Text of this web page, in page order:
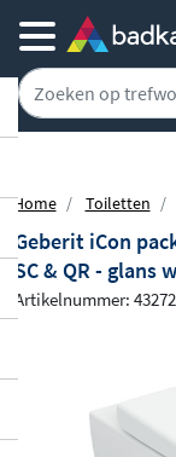
Home Toiletten
Geberit iCon
SC & QR - glans
Artikelnummer: